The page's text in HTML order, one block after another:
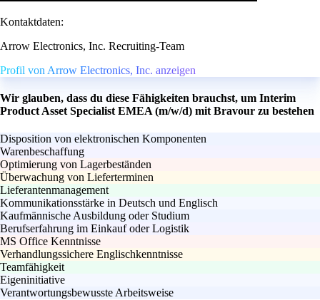
Kontaktdaten:
Arrow Electronics, Inc. Recruiting-Team
Profil von Arrow Electronics, Inc. anzeigen
Wir glauben, dass du diese Fähigkeiten brauchst, um Interim
Product Asset Specialist EMEA (m/w/d) mit Bravour zu bestehen
Disposition von elektronischen Komponenten
Warenbeschaffung
Optimierung von Lagerbeständen
Überwachung von Lieferterminen
Lieferantenmanagement
Kommunikationsstärke in Deutsch und Englisch
Kaufmännische Ausbildung oder Studium
Berufserfahrung im Einkauf oder Logistik
MS Office Kenntnisse
Verhandlungssichere Englischkenntnisse
Teamfähigkeit
Eigeninitiative
Verantwortungsbewusste Arbeitsweise